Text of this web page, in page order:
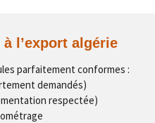
l’export algérie
parfaitement conformes :
demandés)
respectée)